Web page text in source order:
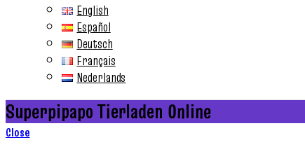
English
Español
Deutsch
Français
Nederlands
Superpipapo Tierladen Online
Close